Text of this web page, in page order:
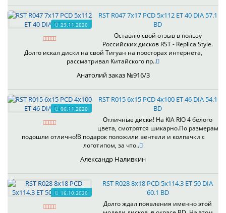
29.11.2020
RST R047 7x17 PCD 5x112 ET 40 DIA 57.1
BD
Оставлю свой отзыв в пользу
Российских дисков RST - Replica Style.
Долго искал диски на свой Тигуан на просторах интернета,
рассматривал Китайского пр..
Анатолий заказ №916/3
06.11.2020
RST R015 6x15 PCD 4x100 ET 46 DIA 54.1
BD
Отличные диски! На KIA RIO 4 белого
цвета, смотрятся шикарно.По размерам
подошли отлично!В подарок положили вентели и колпачки с
логотипом, за что..
Александр Наливкин
16.10.2020
RST R028 8x18 PCD 5x114.3 ET 50 DIA
60.1 BD
Долго ждал появления именно этой